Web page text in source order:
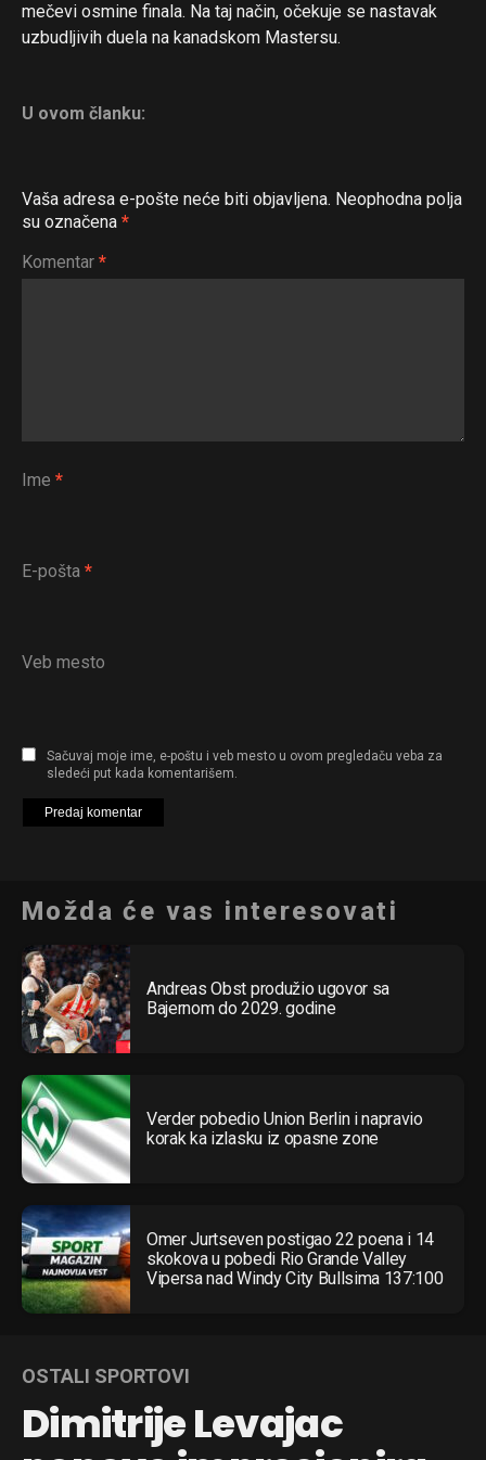
mečevi osmine finala. Na taj način, očekuje se nastavak
uzbudljivih duela na kanadskom Mastersu.
U ovom članku:
Vaša adresa e-pošte neće biti objavljena. Neophodna polja
su označena *
Komentar *
Ime *
E-pošta *
Veb mesto
Sačuvaj moje ime, e-poštu i veb mesto u ovom pregledaču veba za
sledeći put kada komentarišem.
Možda će vas interesovati
Andreas Obst produžio ugovor sa
Bajernom do 2029. godine
Verder pobedio Union Berlin i napravio
korak ka izlasku iz opasne zone
Omer Jurtseven postigao 22 poena i 14
skokova u pobedi Rio Grande Valley
Vipersa nad Windy City Bullsima 137:100
OSTALI SPORTOVI
Dimitrije Levajac
Reddit